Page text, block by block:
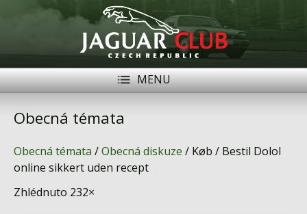
MENU
Modely Jaguar
Členové
Obecná témata
Obecná témata /Obecná diskuze / Køb / Bestil Dolol
online sikkert uden recept
Zhlédnuto 232×